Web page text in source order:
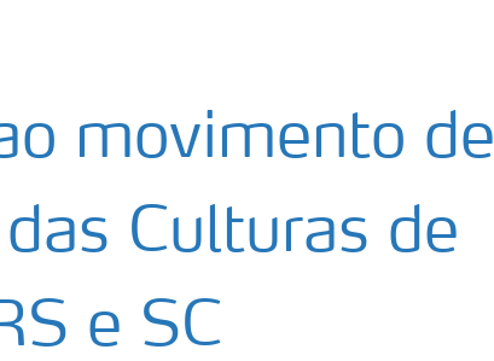
movimento de
Culturas de
e SC